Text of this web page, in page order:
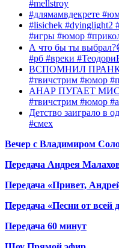
#mellstroy
#длямамвдекрете
#lisichek #dyinglight2
#игры #юмор
А что бы ты
#рб #вреки
ВСПОМНИЛ ПРАНК
#твичстрим #юмор
АНАР ПУГАЕТ
#твичстрим #юмор
Детство заиграло в
#смех
Вечер с Владимиром
Передача Андрея
Передача «Привет,
Передача «Песни от всей
Передача 60 минут